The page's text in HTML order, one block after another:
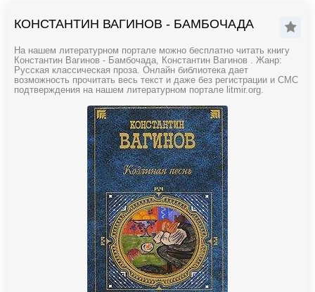
КОНСТАНТИН ВАГИНОВ - БАМБОЧАДА
На нашем литературном портале можно бесплатно читать книгу
Константин Вагинов - Бамбочада, Константин Вагинов . Жанр:
Русская классическая проза. Онлайн библиотека дает
возможность прочитать весь текст и даже без регистрации и СМС
подтверждения на нашем литературном портале litmir.org.